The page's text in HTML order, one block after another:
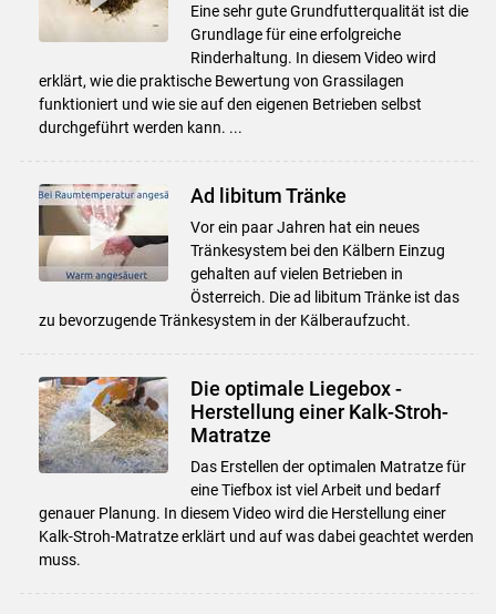
Eine sehr gute Grundfutterqualität ist die
Grundlage für eine erfolgreiche
Rinderhaltung. In diesem Video wird
erklärt, wie die praktische Bewertung von Grassilagen
funktioniert und wie sie auf den eigenen Betrieben selbst
durchgeführt werden kann. ...
Ad libitum Tränke
Vor ein paar Jahren hat ein neues
Tränkesystem bei den Kälbern Einzug
gehalten auf vielen Betrieben in
Österreich. Die ad libitum Tränke ist das
zu bevorzugende Tränkesystem in der Kälberaufzucht.
Die optimale Liegebox -
Herstellung einer Kalk-Stroh-
Matratze
Das Erstellen der optimalen Matratze für
eine Tiefbox ist viel Arbeit und bedarf
genauer Planung. In diesem Video wird die Herstellung einer
Kalk-Stroh-Matratze erklärt und auf was dabei geachtet werden
muss.